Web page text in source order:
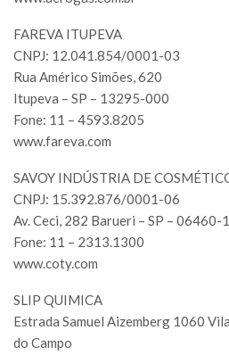
FAREVA ITUPEVA
CNPJ: 12.041.854/0001-03
Rua Américo Simões, 620
Itupeva – SP – 13295-000
Fone: 11 – 4593.8205
www.fareva.com
SAVOY INDÚSTRIA DE
CNPJ: 15.392.876/0001-06
Av. Ceci, 282 Barueri – SP – 06460-
Fone: 11 – 2313.1300
www.coty.com
SLIP QUIMICA
Estrada Samuel Aizemberg 1060
do Campo